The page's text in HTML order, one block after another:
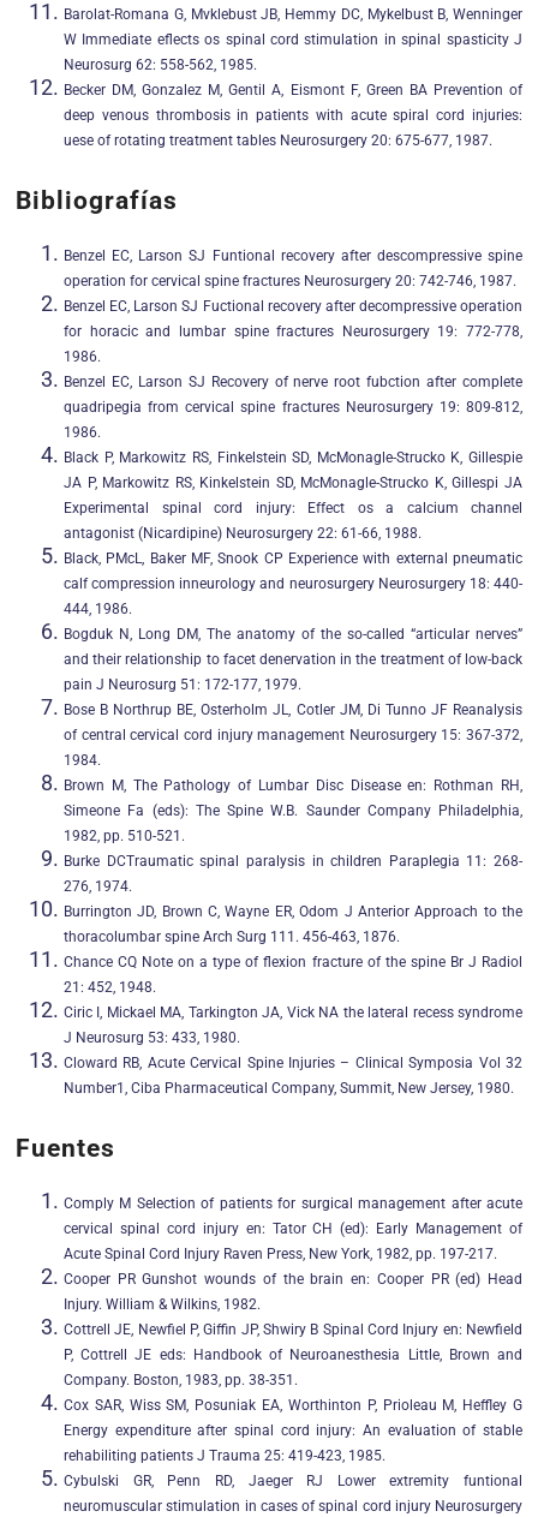
Barolat-Romana G, Mvklebust JB, Hemmy DC, Mykelbust B, Wenninger
W Immediate eflects os spinal cord stimulation in spinal spasticity J
Neurosurg 62: 558-562, 1985.
Becker DM, Gonzalez M, Gentil A, Eismont F, Green BA Prevention of
deep venous thrombosis in patients with acute spiral cord injuries:
uese of rotating treatment tables Neurosurgery 20: 675-677, 1987.
Bibliografías
Benzel EC, Larson SJ Funtional recovery after descompressive spine
operation for cervical spine fractures Neurosurgery 20: 742-746, 1987.
Benzel EC, Larson SJ Fuctional recovery after decompressive operation
for horacic and lumbar spine fractures Neurosurgery 19: 772-778,
1986.
Benzel EC, Larson SJ Recovery of nerve root fubction after complete
quadripegia from cervical spine fractures Neurosurgery 19: 809-812,
1986.
Black P, Markowitz RS, Finkelstein SD, McMonagle-Strucko K, Gillespie
JA P, Markowitz RS, Kinkelstein SD, McMonagle-Strucko K, Gillespi JA
Experimental spinal cord injury: Effect os a calcium channel
antagonist (Nicardipine) Neurosurgery 22: 61-66, 1988.
Black, PMcL, Baker MF, Snook CP Experience with external pneumatic
calf compression inneurology and neurosurgery Neurosurgery 18: 440-
444, 1986.
Bogduk N, Long DM, The anatomy of the so-called “articular nerves”
and their relationship to facet denervation in the treatment of low-back
pain J Neurosurg 51: 172-177, 1979.
Bose B Northrup BE, Osterholm JL, Cotler JM, Di Tunno JF Reanalysis
of central cervical cord injury management Neurosurgery 15: 367-372,
1984.
Brown M, The Pathology of Lumbar Disc Disease en: Rothman RH,
Simeone Fa (eds): The Spine W.B. Saunder Company Philadelphia,
1982, pp. 510-521.
Burke DCTraumatic spinal paralysis in children Paraplegia 11: 268-
276, 1974.
Burrington JD, Brown C, Wayne ER, Odom J Anterior Approach to the
thoracolumbar spine Arch Surg 111. 456-463, 1876.
Chance CQ Note on a type of flexion fracture of the spine Br J Radiol
21: 452, 1948.
Ciric I, Mickael MA, Tarkington JA, Vick NA the lateral recess syndrome
J Neurosurg 53: 433, 1980.
Cloward RB, Acute Cervical Spine Injuries – Clinical Symposia Vol 32
Number1, Ciba Pharmaceutical Company, Summit, New Jersey, 1980.
Fuentes
Comply M Selection of patients for surgical management after acute
cervical spinal cord injury en: Tator CH (ed): Early Management of
Acute Spinal Cord Injury Raven Press, New York, 1982, pp. 197-217.
Cooper PR Gunshot wounds of the brain en: Cooper PR (ed) Head
Injury. William & Wilkins, 1982.
Cottrell JE, Newfiel P, Giffin JP, Shwiry B Spinal Cord Injury en: Newfield
P, Cottrell JE eds: Handbook of Neuroanesthesia Little, Brown and
Company. Boston, 1983, pp. 38-351.
Cox SAR, Wiss SM, Posuniak EA, Worthinton P, Prioleau M, Heffley G
Energy expenditure after spinal cord injury: An evaluation of stable
rehabiliting patients J Trauma 25: 419-423, 1985.
Cybulski GR, Penn RD, Jaeger RJ Lower extremity funtional
neuromuscular stimulation in cases of spinal cord injury Neurosurgery